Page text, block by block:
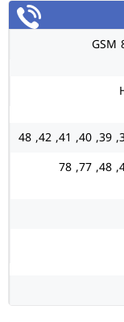
GSM
1, 3, 5, 8, 28, 38, 40, 41, 48, 77, 78